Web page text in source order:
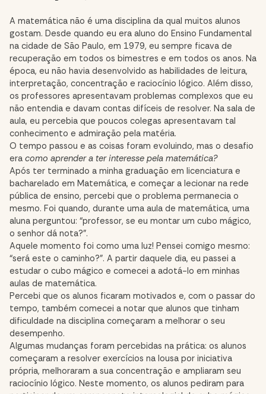
A matemática não é uma disciplina da qual muitos alunos
gostam. Desde quando eu era aluno do Ensino Fundamental
na cidade de São Paulo, em 1979, eu sempre ficava de
recuperação em todos os bimestres e em todos os anos. Na
época, eu não havia desenvolvido as habilidades de leitura,
interpretação, concentração e raciocínio lógico. Além disso,
os professores apresentavam problemas complexos que eu
não entendia e davam contas difíceis de resolver. Na sala de
aula, eu percebia que poucos colegas apresentavam tal
conhecimento e admiração pela matéria.
O tempo passou e as coisas foram evoluindo, mas o desafio
era como aprender a ter interesse pela matemática?
Após ter terminado a minha graduação em licenciatura e
bacharelado em Matemática, e começar a lecionar na rede
pública de ensino, percebi que o problema permanecia o
mesmo. Foi quando, durante uma aula de matemática, uma
aluna perguntou: “professor, se eu montar um cubo mágico,
o senhor dá nota?”.
Aquele momento foi como uma luz! Pensei comigo mesmo:
“será este o caminho?”. A partir daquele dia, eu passei a
estudar o cubo mágico e comecei a adotá-lo em minhas
aulas de matemática.
Percebi que os alunos ficaram motivados e, com o passar do
tempo, também comecei a notar que alunos que tinham
dificuldade na disciplina começaram a melhorar o seu
desempenho.
Algumas mudanças foram percebidas na prática: os alunos
começaram a resolver exercícios na lousa por iniciativa
própria, melhoraram a sua concentração e ampliaram seu
raciocínio lógico. Neste momento, os alunos pediram para